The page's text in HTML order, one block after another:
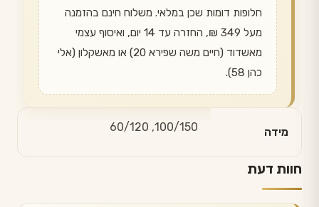
חלופות דומות שכן במלאי. משלוח חינם בהזמנה
מעל 349 ₪, החזרה עד 14 יום, ואיסוף עצמי
מאשדוד (חיים משה שפירא 20) או מאשקלון (אלי
כהן 58).
מידה 100/150, 60/120
חוות דעת